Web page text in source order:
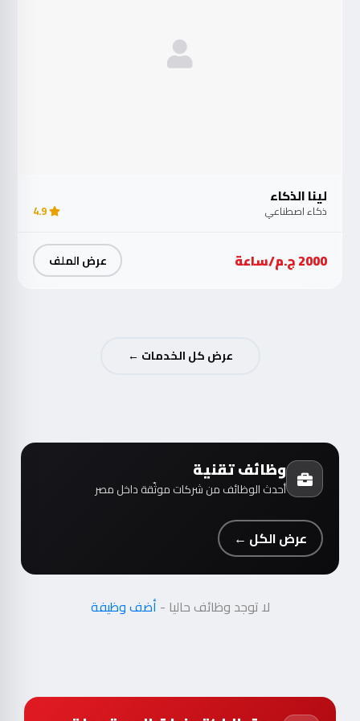
لينا الذكاء
ذكاء اصطناعي 4.9
2000 ج.م/ساعة عرض الملف
عرض كل الخدمات ←
وظائف تقنية
أحدث الوظائف من شركات موثّقة داخل مصر
عرض الكل ←
لا توجد وظائف حاليا - أضف وظيفة